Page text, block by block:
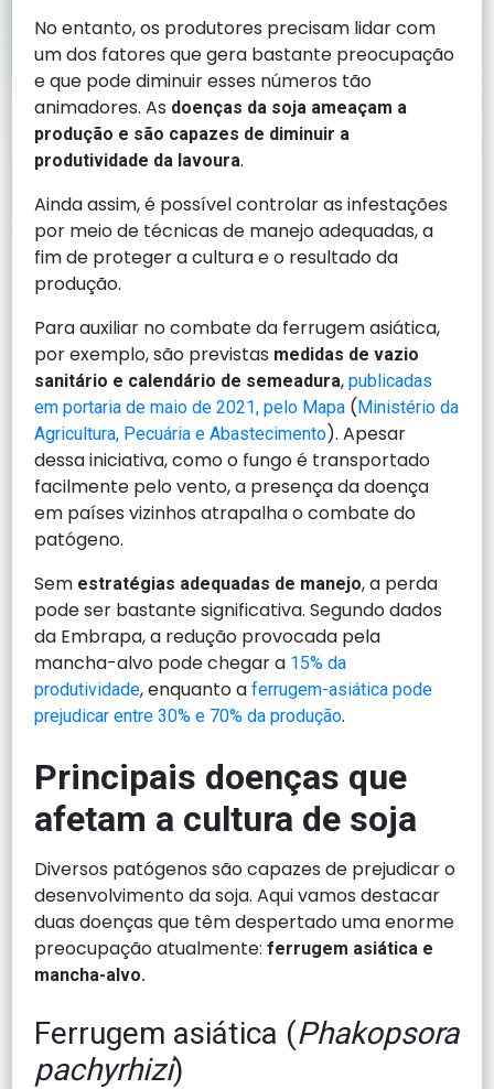
No entanto, os produtores precisam lidar com
um dos fatores que gera bastante preocupação
e que pode diminuir esses números tão
animadores. As doenças da soja ameaçam a
produção e são capazes de diminuir a
produtividade da lavoura.
Ainda assim, é possível controlar as infestações
por meio de técnicas de manejo adequadas, a
fim de proteger a cultura e o resultado da
produção.
Para auxiliar no combate da ferrugem asiática,
por exemplo, são previstas medidas de vazio
sanitário e calendário de semeadura,publicadas
em portaria de maio de 2021, pelo Mapa (Ministério da
Agricultura, Pecuária e Abastecimento). Apesar
dessa iniciativa, como o fungo é transportado
facilmente pelo vento, a presença da doença
em países vizinhos atrapalha o combate do
patógeno.
Sem estratégias adequadas de manejo, a perda
pode ser bastante significativa. Segundo dados
da Embrapa, a redução provocada pela
mancha-alvo pode chegar a 15% da
produtividade, enquanto aferrugem-asiática pode
prejudicar entre 30% e 70% da produção.
Principais doenças que
afetam a cultura de soja
Diversos patógenos são capazes de prejudicar o
desenvolvimento da soja. Aqui vamos destacar
duas doenças que têm despertado uma enorme
preocupação atualmente:ferrugem asiática e
mancha-alvo.
Ferrugem asiática (Phakopsora
pachyrhizi)